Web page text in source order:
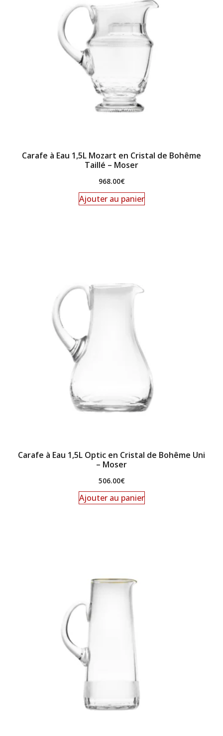
Carafe à Eau 1,5L Mozart en Cristal de Bohême
Taillé – Moser
968.00€
Ajouter au panier
Carafe à Eau 1,5L Optic en Cristal de Bohême Uni
– Moser
506.00€
Ajouter au panier